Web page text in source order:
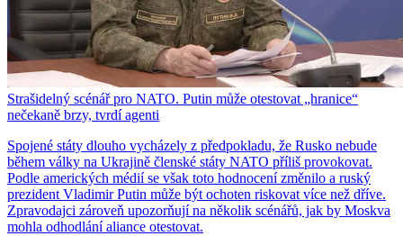
Strašidelný scénář pro NATO. Putin může otestovat „hranice“
nečekaně brzy, tvrdí agenti
Spojené státy dlouho vycházely z předpokladu, že Rusko nebude
během války na Ukrajině členské státy NATO příliš provokovat.
Podle amerických médií se však toto hodnocení změnilo a ruský
prezident Vladimir Putin může být ochoten riskovat více než dříve.
Zpravodajci zároveň upozorňují na několik scénářů, jak by Moskva
mohla odhodlání aliance otestovat.